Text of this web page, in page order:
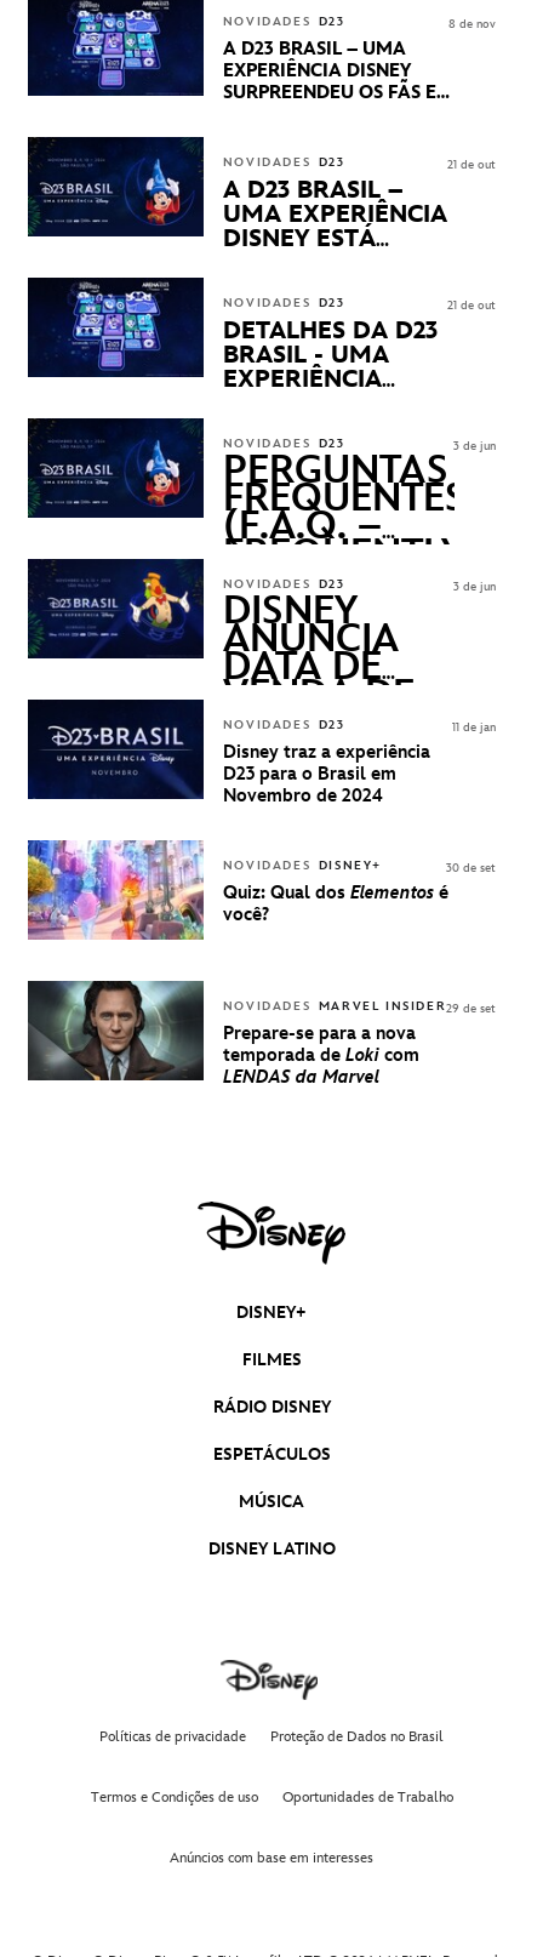
STUDIOS REVELARAM
PRÉVIAS E NOVIDADES
DOS SEUS PRÓXIMOS
LANÇAMENTOS
NOVIDADES D23
A D23 BRASIL – UMA
EXPERIÊNCIA DISNEY
SURPREENDEU OS FÃS EM
APRESENTAÇÕES E
PRODUTOS EXCLUSIVOS
NO TRANSAMÉRICA EXPO
CENTER EM SÃO PAULO
8 de nov
NOVIDADES D23
A D23 BRASIL –
UMA EXPERIÊNCIA
DISNEY ESTÁ
21 de out
NOVIDADES D23
DETALHES DA D23
BRASIL - UMA
EXPERIÊNCIA
21 de out
NOVIDADES D23
PERGUNTAS
FREQUENTES
(F.A.Q. –
FREQUENTLY
ASKED
QUESTIONS)
3 de jun
NOVIDADES D23
DISNEY
ANUNCIA
DATA DE
VENDA DE
INGRESSOS
PARA A D23
BRASIL -
UMA
DISNEY
3 de jun
NOVIDADES D23
Disney traz a experiência
D23 para o Brasil em
Novembro de 2024
11 de jan
NOVIDADES DISNEY+
Quiz: Qual dos Elementos é
você?
30 de set
NOVIDADES MARVEL INSIDER
Prepare-se para a nova
temporada de Loki com
LENDAS da Marvel
29 de set
DISNEY+
FILMES
RÁDIO DISNEY
ESPETÁCULOS
MÚSICA
DISNEY LATINO
Políticas de privacidade Proteção de Dados no Brasil
Termos e Condições de uso Oportunidades de Trabalho
Anúncios com base em interesses